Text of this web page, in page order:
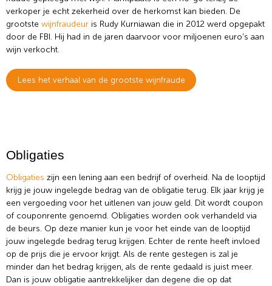
verkoper je echt zekerheid over de herkomst kan bieden. De
grootste wijnfraudeur is Rudy Kurniawan die in 2012 werd opgepakt
door de FBI. Hij had in de jaren daarvoor voor miljoenen euro’s aan
wijn verkocht.
Lees het verhaal van de grootste wijnfraude
Obligaties
Obligaties zijn een lening aan een bedrijf of overheid. Na de looptijd
krijg je jouw ingelegde bedrag van de obligatie terug. Elk jaar krijg je
een vergoeding voor het uitlenen van jouw geld. Dit wordt coupon
of couponrente genoemd. Obligaties worden ook verhandeld via
de beurs. Op deze manier kun je voor het einde van de looptijd
jouw ingelegde bedrag terug krijgen. Echter de rente heeft invloed
op de prijs die je ervoor krijgt. Als de rente gestegen is zal je
minder dan het bedrag krijgen, als de rente gedaald is juist meer.
Dan is jouw obligatie aantrekkelijker dan degene die op dat